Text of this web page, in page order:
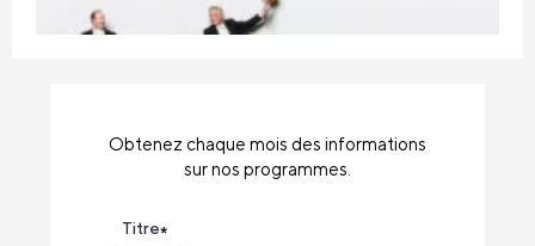
Obtenez chaque mois des informations
sur nos programmes.
Titre*